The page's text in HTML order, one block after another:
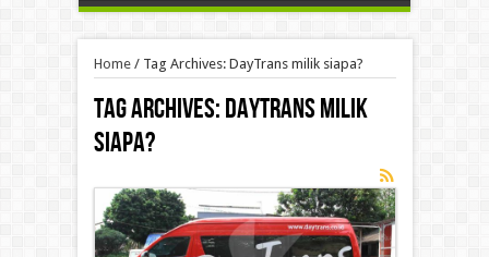
Home/ Tag Archives: DayTrans milik siapa?
Tag Archives:DayTrans milik
siapa?